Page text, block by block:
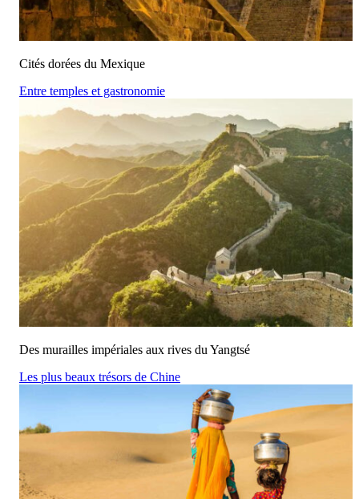
Cités dorées du Mexique
Entre temples et gastronomie
Des murailles impériales aux rives du Yangtsé
Les plus beaux trésors de Chine